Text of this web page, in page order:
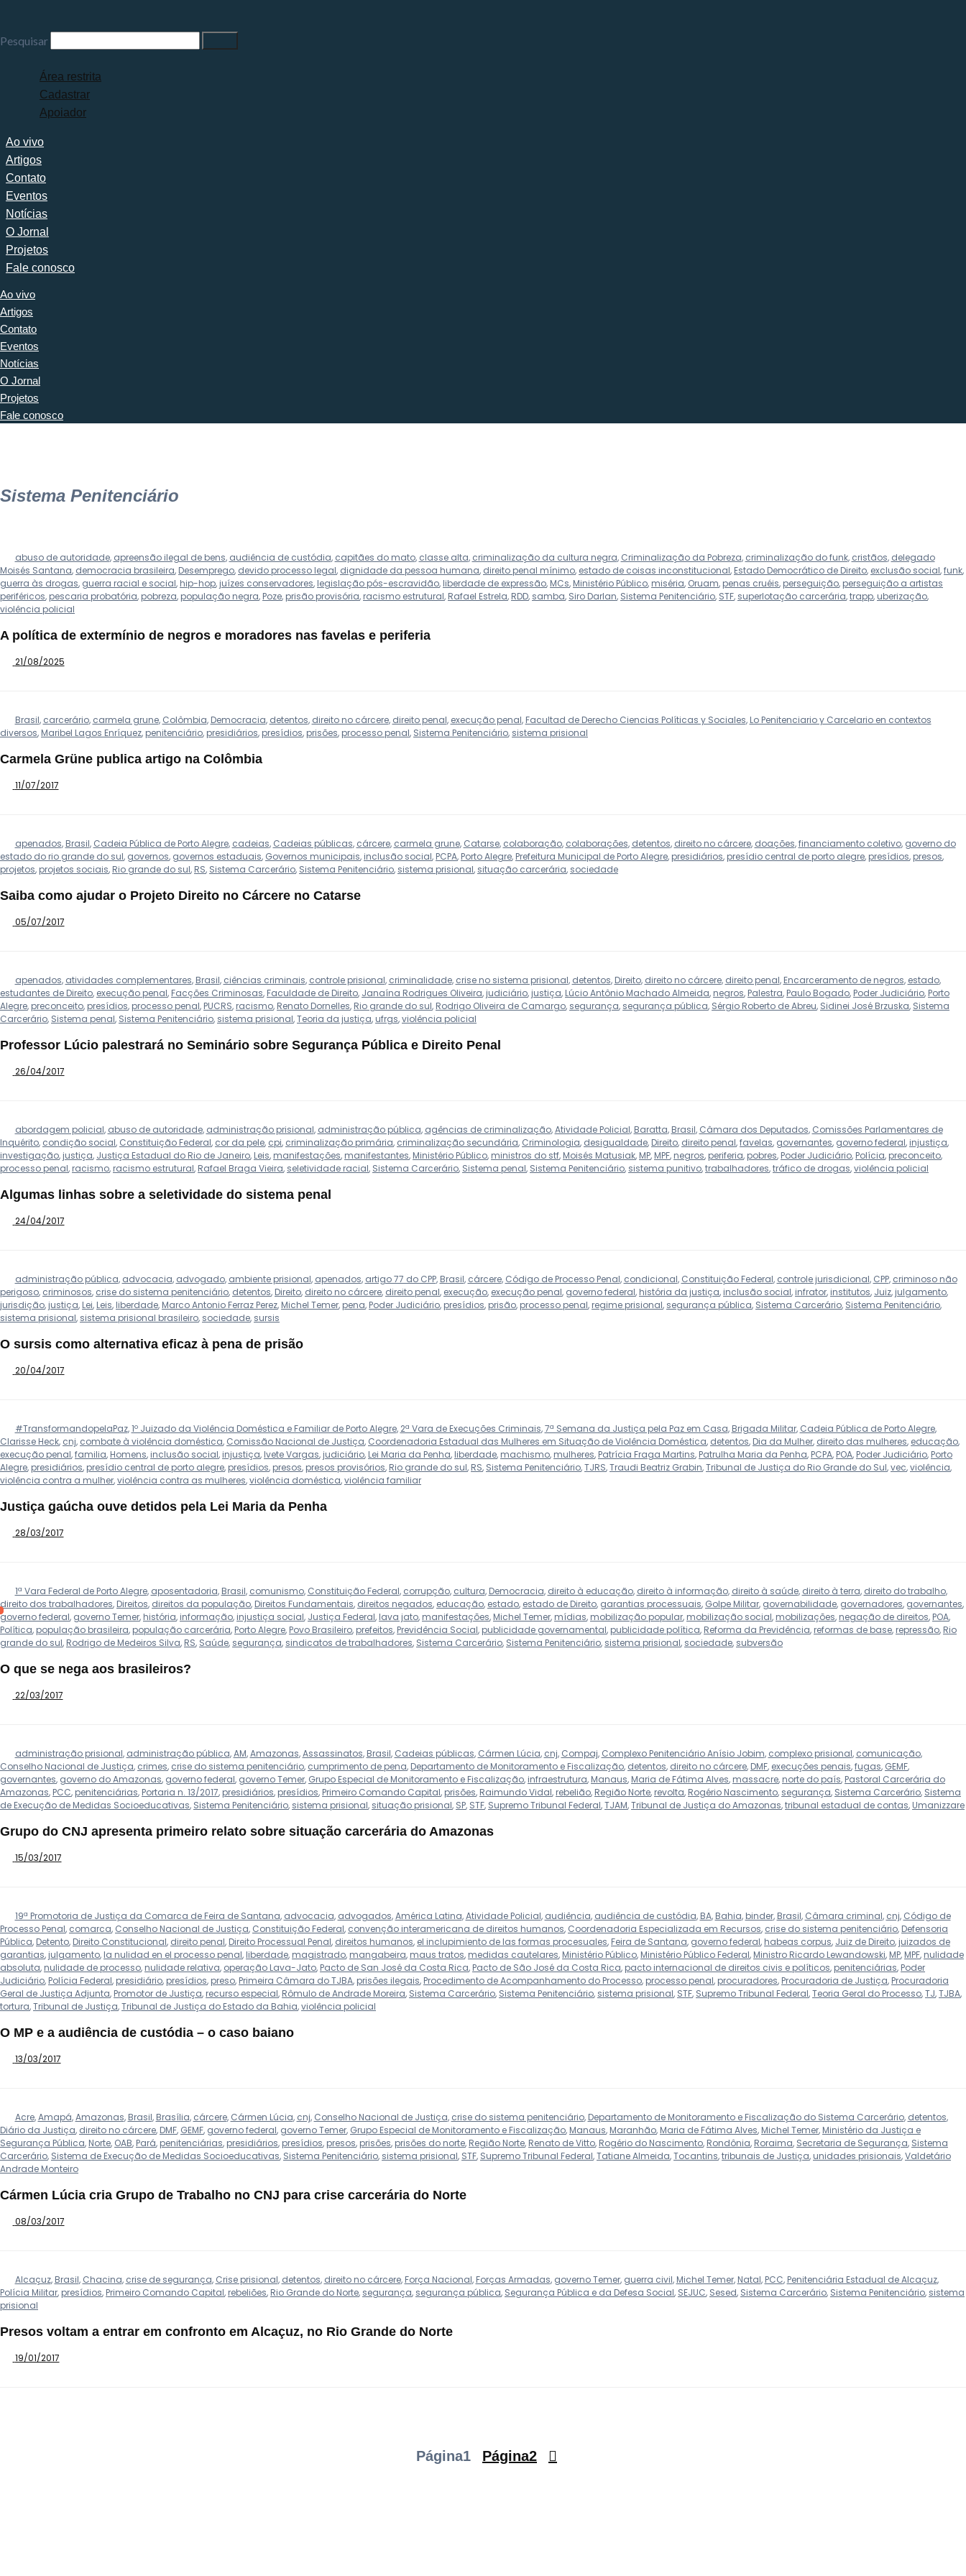
Pesquisar
Área restrita
Cadastrar
Apoiador
Ao vivo
Artigos
Contato
Eventos
Notícias
O Jornal
Projetos
Fale conosco
Ao vivo
Artigos
Contato
Eventos
Notícias
O Jornal
Projetos
Fale conosco
Sistema Penitenciário
abuso de autoridade, apreensão ilegal de bens, audiência de custódia, capitães do mato, classe alta, criminalização da cultura negra, Criminalização da Pobreza, criminalização do funk, cristãos, delegado
Moisés Santana, democracia brasileira, Desemprego, devido processo legal, dignidade da pessoa humana, direito penal mínimo, estado de coisas inconstitucional, Estado Democrático de Direito, exclusão social,funk,
guerra às drogas, guerra racial e social, hip-hop, juízes conservadores, legislação pós-escravidão, liberdade de expressão, MCs, Ministério Público, miséria, Oruam, penas cruéis, perseguição, perseguição a artistas
periféricos, pescaria probatória, pobreza, população negra, Poze, prisão provisória, racismo estrutural, Rafael Estrela, RDD, samba, Siro Darlan, Sistema Penitenciário, STF, superlotação carcerária,trapp, uberização,
violência policial
A política de extermínio de negros e moradores nas favelas e periferia
21/08/2025
Brasil, carcerário, carmela grune, Colômbia, Democracia, detentos, direito no cárcere, direito penal, execução penal, Facultad de Derecho Ciencias Políticas y Sociales, Lo Penitenciario y Carcelario en contextos
diversos, Maribel Lagos Enríquez, penitenciário, presidiários, presídios, prisões, processo penal, Sistema Penitenciário, sistema prisional
Carmela Grüne publica artigo na Colômbia
11/07/2017
apenados, Brasil, Cadeia Pública de Porto Alegre, cadeias, Cadeias públicas, cárcere, carmela grune, Catarse, colaboração, colaborações, detentos, direito no cárcere, doações,financiamento coletivo, governo do
estado do rio grande do sul, governos, governos estaduais, Governos municipais, inclusão social, PCPA, Porto Alegre, Prefeitura Municipal de Porto Alegre, presidiários, presídio central de porto alegre, presídios, presos,
projetos, projetos sociais, Rio grande do sul, RS, Sistema Carcerário, Sistema Penitenciário, sistema prisional, situação carcerária, sociedade
Saiba como ajudar o Projeto Direito no Cárcere no Catarse
05/07/2017
apenados, atividades complementares, Brasil, ciências criminais, controle prisional, criminalidade, crise no sistema prisional, detentos, Direito, direito no cárcere, direito penal, Encarceramento de negros, estado,
estudantes de Direito, execução penal, Facções Criminosas, Faculdade de Direito, Janaína Rodrigues Oliveira, judiciário, justiça, Lúcio Antônio Machado Almeida, negros, Palestra, Paulo Bogado, Poder Judiciário, Porto
Alegre, preconceito, presídios, processo penal, PUCRS, racismo, Renato Dornelles, Rio grande do sul, Rodrigo Oliveira de Camargo, segurança, segurança pública, Sérgio Roberto de Abreu, Sidinei José Brzuska, Sistema
Carcerário, Sistema penal, Sistema Penitenciário, sistema prisional,Teoria da justiça, ufrgs,violência policial
Professor Lúcio palestrará no Seminário sobre Segurança Pública e Direito Penal
26/04/2017
abordagem policial, abuso de autoridade, administração prisional, administração pública, agências de criminalização,Atividade Policial, Baratta, Brasil, Câmara dos Deputados, Comissões Parlamentares de
Inquérito, condição social, Constituição Federal, cor da pele, cpi, criminalização primária, criminalização secundária, Criminologia, desigualdade, Direito, direito penal,favelas, governantes, governo federal, injustiça,
investigação, justiça, Justiça Estadual do Rio de Janeiro, Leis, manifestações, manifestantes, Ministério Público, ministros do stf, Moisés Matusiak, MP, MPF, negros, periferia, pobres, Poder Judiciário, Polícia, preconceito,
processo penal, racismo, racismo estrutural, Rafael Braga Vieira, seletividade racial, Sistema Carcerário, Sistema penal, Sistema Penitenciário, sistema punitivo,trabalhadores,tráfico de drogas,violência policial
Algumas linhas sobre a seletividade do sistema penal
24/04/2017
administração pública, advocacia, advogado, ambiente prisional, apenados, artigo 77 do CPP, Brasil, cárcere, Código de Processo Penal, condicional, Constituição Federal, controle jurisdicional, CPP, criminoso não
perigoso, criminosos, crise do sistema penitenciário, detentos, Direito, direito no cárcere, direito penal, execução, execução penal, governo federal, história da justiça, inclusão social, infrator, institutos, Juiz, julgamento,
jurisdição, justiça, Lei, Leis, liberdade, Marco Antonio Ferraz Perez, Michel Temer, pena, Poder Judiciário, presídios, prisão, processo penal, regime prisional, segurança pública, Sistema Carcerário, Sistema Penitenciário,
sistema prisional, sistema prisional brasileiro, sociedade, sursis
O sursis como alternativa eficaz à pena de prisão
20/04/2017
#TransformandopelaPaz,1º Juizado da Violência Doméstica e Familiar de Porto Alegre, 2ª Vara de Execuções Criminais,7ª Semana da Justiça pela Paz em Casa, Brigada Militar, Cadeia Pública de Porto Alegre,
Clarisse Heck, cnj, combate à violência doméstica, Comissão Nacional de Justiça, Coordenadoria Estadual das Mulheres em Situação de Violência Doméstica, detentos, Dia da Mulher, direito das mulheres, educação,
execução penal,familia, Homens, inclusão social, injustiça, Ivete Vargas, judiciário, Lei Maria da Penha, liberdade, machismo, mulheres, Patrícia Fraga Martins, Patrulha Maria da Penha, PCPA, POA, Poder Judiciário, Porto
Alegre, presidiários, presídio central de porto alegre, presídios, presos, presos provisórios, Rio grande do sul, RS, Sistema Penitenciário,TJRS,Traudi Beatriz Grabin,Tribunal de Justiça do Rio Grande do Sul,vec,violência,
violência contra a mulher,violência contra as mulheres,violência doméstica,violência familiar
Justiça gaúcha ouve detidos pela Lei Maria da Penha
28/03/2017
1ª Vara Federal de Porto Alegre, aposentadoria, Brasil, comunismo, Constituição Federal, corrupção, cultura, Democracia, direito à educação, direito à informação, direito à saúde, direito à terra, direito do trabalho,
direito dos trabalhadores, Direitos, direitos da população, Direitos Fundamentais, direitos negados, educação, estado, estado de Direito, garantias processuais, Golpe Militar, governabilidade, governadores, governantes,
governo federal, governo Temer, história, informação, injustiça social, Justiça Federal, lava jato, manifestações, Michel Temer, mídias, mobilização popular, mobilização social, mobilizações, negação de direitos, POA,
Política, população brasileira, população carcerária, Porto Alegre, Povo Brasileiro, prefeitos, Previdência Social, publicidade governamental, publicidade política, Reforma da Previdência, reformas de base, repressão, Rio
grande do sul, Rodrigo de Medeiros Silva, RS, Saúde, segurança, sindicatos de trabalhadores, Sistema Carcerário, Sistema Penitenciário, sistema prisional, sociedade, subversão
O que se nega aos brasileiros?
22/03/2017
administração prisional, administração pública,AM,Amazonas,Assassinatos, Brasil, Cadeias públicas, Cármen Lúcia, cnj, Compaj, Complexo Penitenciário Anísio Jobim, complexo prisional, comunicação,
Conselho Nacional de Justiça, crimes, crise do sistema penitenciário, cumprimento de pena, Departamento de Monitoramento e Fiscalização, detentos, direito no cárcere, DMF, execuções penais,fugas, GEMF,
governantes, governo do Amazonas, governo federal, governo Temer, Grupo Especial de Monitoramento e Fiscalização, infraestrutura, Manaus, Maria de Fátima Alves, massacre, norte do país, Pastoral Carcerária do
Amazonas, PCC, penitenciárias, Portaria n. 13/2017, presidiários, presídios, Primeiro Comando Capital, prisões, Raimundo Vidal, rebelião, Região Norte, revolta, Rogério Nascimento, segurança, Sistema Carcerário, Sistema
de Execução de Medidas Socioeducativas, Sistema Penitenciário, sistema prisional, situação prisional, SP, STF, Supremo Tribunal Federal,TJAM,Tribunal de Justiça do Amazonas,tribunal estadual de contas, Umanizzare
Grupo do CNJ apresenta primeiro relato sobre situação carcerária do Amazonas
15/03/2017
19ª Promotoria de Justiça da Comarca de Feira de Santana, advocacia, advogados,América Latina,Atividade Policial, audiência, audiência de custódia, BA, Bahia, binder, Brasil, Câmara criminal, cnj, Código de
Processo Penal, comarca, Conselho Nacional de Justiça, Constituição Federal, convenção interamericana de direitos humanos, Coordenadoria Especializada em Recursos, crise do sistema penitenciário, Defensoria
Pública, Detento, Direito Constitucional, direito penal, Direito Processual Penal, direitos humanos, el inclupimiento de las formas procesuales, Feira de Santana, governo federal, habeas corpus, Juiz de Direito, juizados de
garantias, julgamento, la nulidad en el processo penal, liberdade, magistrado, mangabeira, maus tratos, medidas cautelares, Ministério Público, Ministério Público Federal, Ministro Ricardo Lewandowski, MP, MPF, nulidade
absoluta, nulidade de processo, nulidade relativa, operação Lava-Jato, Pacto de San José da Costa Rica, Pacto de São José da Costa Rica, pacto internacional de direitos civis e políticos, penitenciárias, Poder
Judiciário, Polícia Federal, presidiário, presídios, preso, Primeira Câmara do TJBA, prisões ilegais, Procedimento de Acompanhamento do Processo, processo penal, procuradores, Procuradoria de Justiça, Procuradoria
Geral de Justiça Adjunta, Promotor de Justiça, recurso especial, Rômulo de Andrade Moreira, Sistema Carcerário, Sistema Penitenciário, sistema prisional, STF, Supremo Tribunal Federal,Teoria Geral do Processo,TJ,TJBA,
tortura,Tribunal de Justiça,Tribunal de Justiça do Estado da Bahia,violência policial
O MP e a audiência de custódia – o caso baiano
13/03/2017
Acre,Amapá,Amazonas, Brasil, Brasília, cárcere, Cármen Lúcia, cnj, Conselho Nacional de Justiça, crise do sistema penitenciário, Departamento de Monitoramento e Fiscalização do Sistema Carcerário, detentos,
Diário da Justiça, direito no cárcere, DMF, GEMF, governo federal, governo Temer, Grupo Especial de Monitoramento e Fiscalização, Manaus, Maranhão, Maria de Fátima Alves, Michel Temer, Ministério da Justiça e
Segurança Pública, Norte, OAB, Pará, penitenciárias, presidiários, presídios, presos, prisões, prisões do norte, Região Norte, Renato de Vitto, Rogério do Nascimento, Rondônia, Roraima, Secretaria de Segurança, Sistema
Carcerário, Sistema de Execução de Medidas Socioeducativas, Sistema Penitenciário, sistema prisional, STF, Supremo Tribunal Federal,Tatiane Almeida,Tocantins,tribunais de Justiça, unidades prisionais,Valdetário
Andrade Monteiro
Cármen Lúcia cria Grupo de Trabalho no CNJ para crise carcerária do Norte
08/03/2017
Alcaçuz, Brasil, Chacina, crise de segurança, Crise prisional, detentos, direito no cárcere, Força Nacional, Forças Armadas, governo Temer, guerra civil, Michel Temer, Natal, PCC, Penitenciária Estadual de Alcaçuz,
Polícia Militar, presídios, Primeiro Comando Capital, rebeliões, Rio Grande do Norte, segurança, segurança pública, Segurança Pública e da Defesa Social, SEJUC, Sesed, Sistema Carcerário, Sistema Penitenciário, sistema
prisional
Presos voltam a entrar em confronto em Alcaçuz, no Rio Grande do Norte
19/01/2017
Página1 Página2